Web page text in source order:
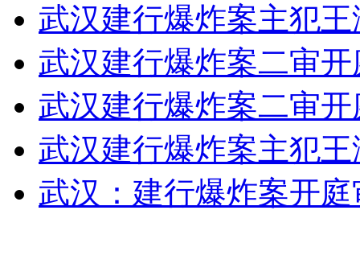
南昌年轻教师街头被杀谜案(上)
山西运城恶犬咬伤多人 警民合力深夜将其击毙
女孩北京地铁殴打老人 痛下狠手拳打脚踢
无痛分娩是否安全 医生回应
武汉建行爆炸案主犯
武汉建行爆炸案二审
武汉建行爆炸案二审
武汉建行爆炸案主犯
武汉：建行爆炸案开庭